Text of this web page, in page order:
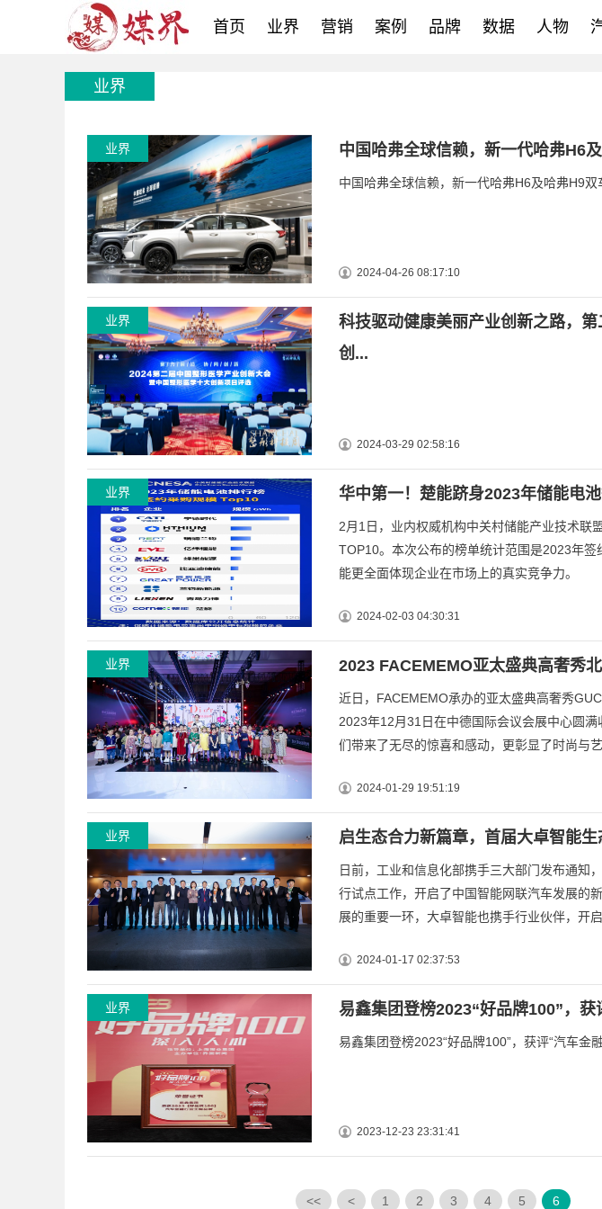
首页 业界 营销 案例 品牌 数据 人物
业界
业界 中国哈弗全球信赖，新一代哈弗H6
中国哈弗全球信赖，新一代哈弗H6及哈弗H9双
2024-04-26 08:17:10
业界
科技驱动健康美丽产业创新之路，
创...
2024-03-29 02:58:16
业界 华中第一！楚能跻身2023年储能电
2月1日，业内权威机构中关村储能产业技术联
TOP10。本次公布的榜单统计范围是2023年签
能更全面体现企业在市场上的真实竞争力。
2024-02-03 04:30:31
业界 2023 FACEMEMO亚太盛典高奢秀
近日，FACEMEMO承办的亚太盛典高奢秀
2023年12月31日在中德国际会议会展中心圆
们带来了无尽的惊喜和感动，更彰显了时尚与艺
2024-01-29 19:51:19
业界 启生态合力新篇章，首届大卓智能
日前，工业和信息化部携手三大部门发布通知
行试点工作，开启了中国智能网联汽车发展的
展的重要一环，大卓智能也携手行业伙伴，开
2024-01-17 02:37:53
业界 易鑫集团登榜2023“好品牌100”，获
易鑫集团登榜2023“好品牌100”，获评“汽车金
2023-12-23 23:31:41
<< < 1 2 3 4 5 6